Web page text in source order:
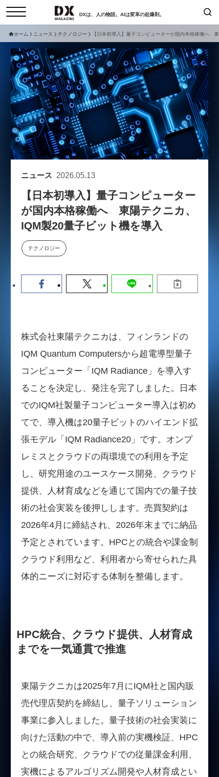
DXは、人の物語。AIは変革の起爆剤。
コラム インタビュー
セミナー ニュース
サービスメニュー 日本オムニチャネル協会
トップページ
動画
サイトマップ
お問い合わせ
個人情報保護法について
採用情報
検索
現在開催予定のセミナー
セミナー
【8/6開催】AIエージェント時
代、日本企業は何から始めるべき
流から学ぶ〜
セミナー
【8/12開催】「イノベーションを
数値化する」～投資される事業の
ホーム ニュース テクノロジー 【日本初導入】量子コンピューターが国内本格稼働へ
ニュース 2026.05.13
【日本初導入】量子コンピューター
が国内本格稼働へ 東陽テクニカ、
IQM製20量子ビット機を導入
テクノロジー
株式会社東陽テクニカは、フィンランドの
IQM Quantum Computersから超電導型量子
コンピューター「IQM Radiance」を導入す
ることを決定し、発注を完了しました。日本
でのIQM社製量子コンピューター導入は初め
てで、導入機は20量子ビットのハイエンド拡
張モデル「IQM Radiance20」です。オンプ
レミスとクラウドの両環境での利用を予定
し、研究用途のユースケース開発、クラウド
提供、人材育成などを通じて国内での量子技
術の社会実装を後押しします。売買契約は
2026年4月に締結され、2026年末までに納品
予定とされています。HPCとの統合や課金制
クラウド利用など、利用者から寄せられた具
体的ニーズに対応する体制を整備します。
HPC統合、クラウド提供、人材育成
までを一気通貫で推進
東陽テクニカは2025年7月にIQM社と国内販
売代理店契約を締結し、量子ソリューション
事業に参入しました。量子技術の社会実装に
向けた活動の中で、導入前の実機検証、HPC
との統合研究、クラウドでの従量課金利用、
実機によるアルゴリズム開発や人材育成とい